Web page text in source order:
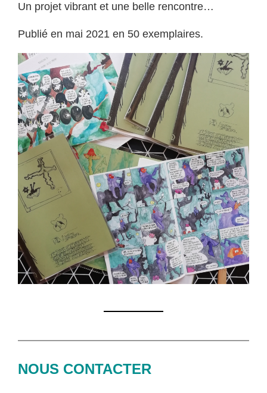
Un projet vibrant et une belle rencontre…
Publié en mai 2021 en 50 exemplaires.
NOUS CONTACTER